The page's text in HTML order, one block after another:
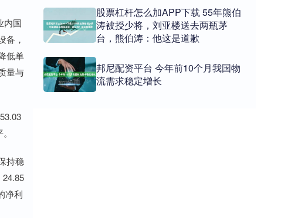
内国
备，
低单
量与
持稳
净利
股票杠杆怎么加APP下载 55年熊伯
涛被授少将，刘亚楼送去两瓶茅
台，熊伯涛：他这是道歉
邦尼配资平台 今年前10个月我国物
流需求稳定增长